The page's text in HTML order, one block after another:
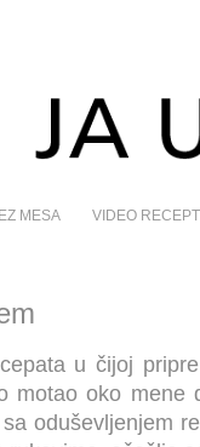
MESA VIDEO
u čijoj
motao oko mene
oduševljenjem